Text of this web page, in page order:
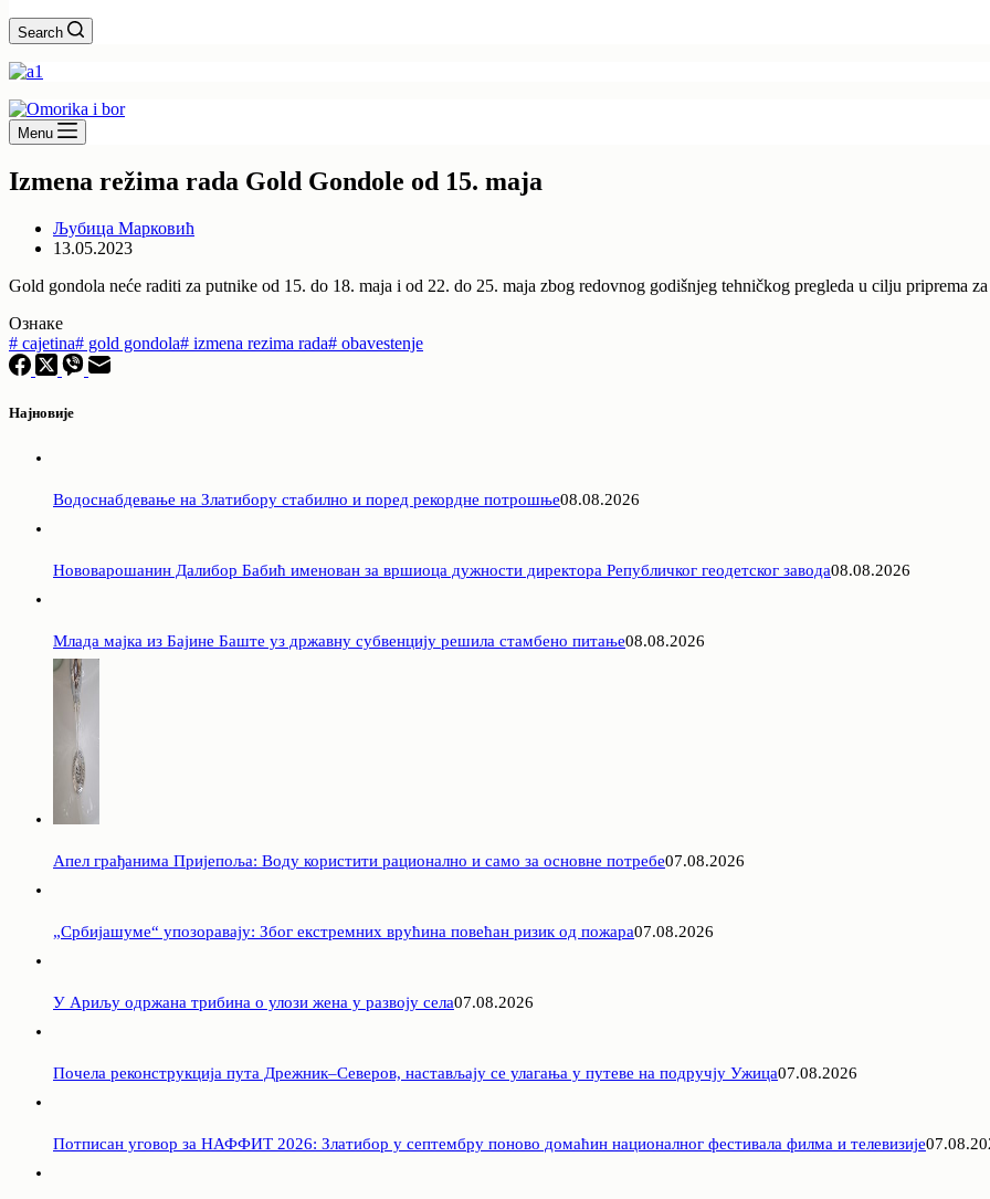
Search
Menu
Izmena režima rada Gold Gondole od 15. maja
Љубица Марковић
13.05.2023
Gold gondola neće raditi za putnike od 15. do 18. maja i od 22. do 25. maja zbog redovnog godišnjeg tehničkog pregleda u cilju priprema
Ознаке
# cajetina# gold gondola# izmena rezima rada# obavestenje
Најновије
Водоснабдевање на Златибору стабилно и поред рекордне потрошње08.08.2026
Нововарошанин Далибор Бабић именован за вршиоца дужности директора Републичког геодетског завода08.08.2026
Млада мајка из Бајине Баште уз државну субвенцију решила стамбено питање08.08.2026
Апел грађанима Пријепоља: Воду користити рационално и само за основне потребе07.08.2026
„Србијашуме“ упозоравају: Због екстремних врућина повећан ризик од пожара07.08.2026
У Ариљу одржана трибина о улози жена у развоју села07.08.2026
Почела реконструкција пута Дрежник–Северов, настављају се улагања у путеве на подручју Ужица07.08.2026
Потписан уговор за НАФФИТ 2026: Златибор у септембру поново домаћин националног фестивала филма и телевизије